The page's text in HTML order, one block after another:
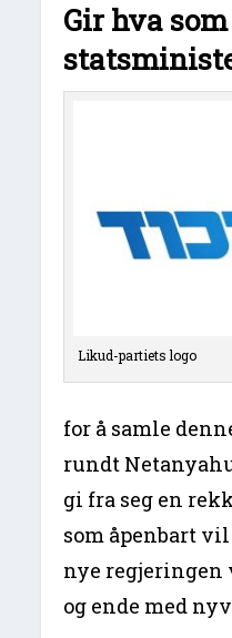
Gir hva
Likud-partiets logo
for å samle
rundt
gi fra seg en
som åpenbart
nye
og ende med